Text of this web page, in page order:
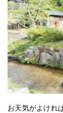
お天気がよけれ